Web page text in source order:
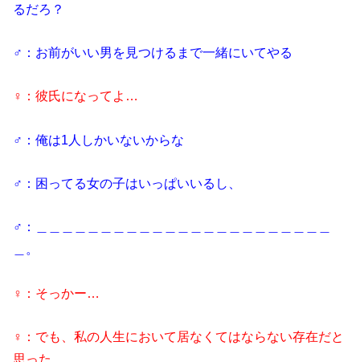
るだろ？
♂：お前がいい男を見つけるまで一緒にいてやる
♀：彼氏になってよ…
♂：俺は1人しかいないからな
♂：困ってる女の子はいっぱいいるし、
♂：＿＿＿＿＿＿＿＿＿＿＿＿＿＿＿＿＿＿＿＿＿＿＿
＿。
♀：そっかー…
♀：でも、私の人生において居なくてはならない存在だと
思った